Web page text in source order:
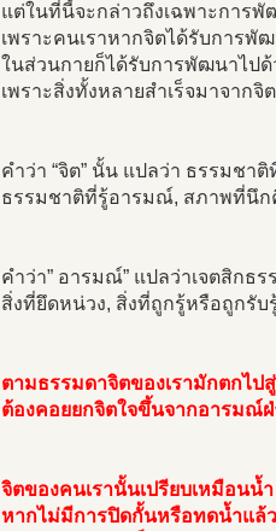
แต่ในที่นี้จะกล่าวถึงเฉพาะการพั
เพราะคนเราหากจิตได้รับการพั
ในส่วนกายก็ได้รับการพัฒนาไปด้
เพราะสิ่งทั้งหลายสำเร็จมาจากจิ
คำว่า “จิต” นั้น แปลว่า ธรรมชา
ธรรมชาติที่รู้อารมณ์, สภาพที่นึก
คำว่า” อารมณ์” แปลว่าเจตสิกธ
สิ่งที่ยึดหน่วง, สิ่งที่ถูกรู้หรือถูกรับ
ตามธรรมดาจิตของเรามักตกไป
ต้องคอยยกจิตใจขึ้นจากอารมณ์
จิตของคนเรานั้นเปรียบเหมือน
หากไม่มีการปิดกั้นหรือทดน้ำแล้